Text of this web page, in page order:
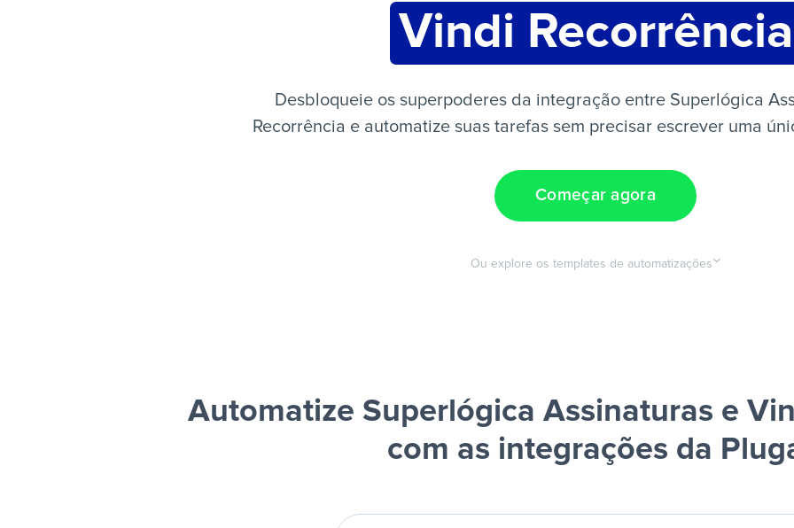
Vindi Recorrência
Desbloqueie os superpoderes da integração entre Superlógica
Recorrência e automatize suas tarefas sem precisar escrever uma
Começar agora
Ou explore os templates de automatizações
Automatize Superlógica Assinaturas e
com as integrações da